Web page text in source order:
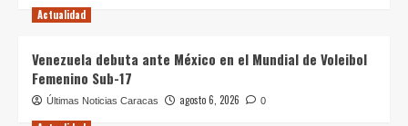
Actualidad
Venezuela debuta ante México en el Mundial de Voleibol
Femenino Sub-17
Últimas Noticias Caracas agosto 6, 2026 0